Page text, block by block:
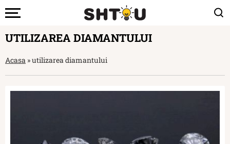
UTILIZAREA DIAMANTULUI
Acasa »utilizarea diamantului